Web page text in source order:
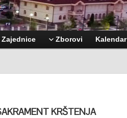
Zajednice Zborovi Kalendar
KRŠTENJA